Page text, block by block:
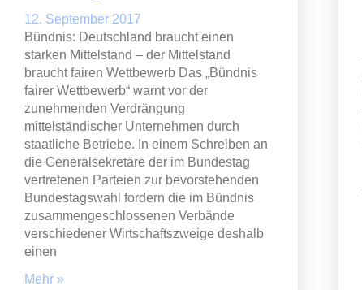
12. September 2017
Bündnis: Deutschland braucht einen
starken Mittelstand – der Mittelstand
braucht fairen Wettbewerb Das „Bündnis
fairer Wettbewerb“ warnt vor der
zunehmenden Verdrängung
mittelständischer Unternehmen durch
staatliche Betriebe. In einem Schreiben an
die Generalsekretäre der im Bundestag
vertretenen Parteien zur bevorstehenden
Bundestagswahl fordern die im Bündnis
zusammengeschlossenen Verbände
verschiedener Wirtschaftszweige deshalb
einen
Mehr »